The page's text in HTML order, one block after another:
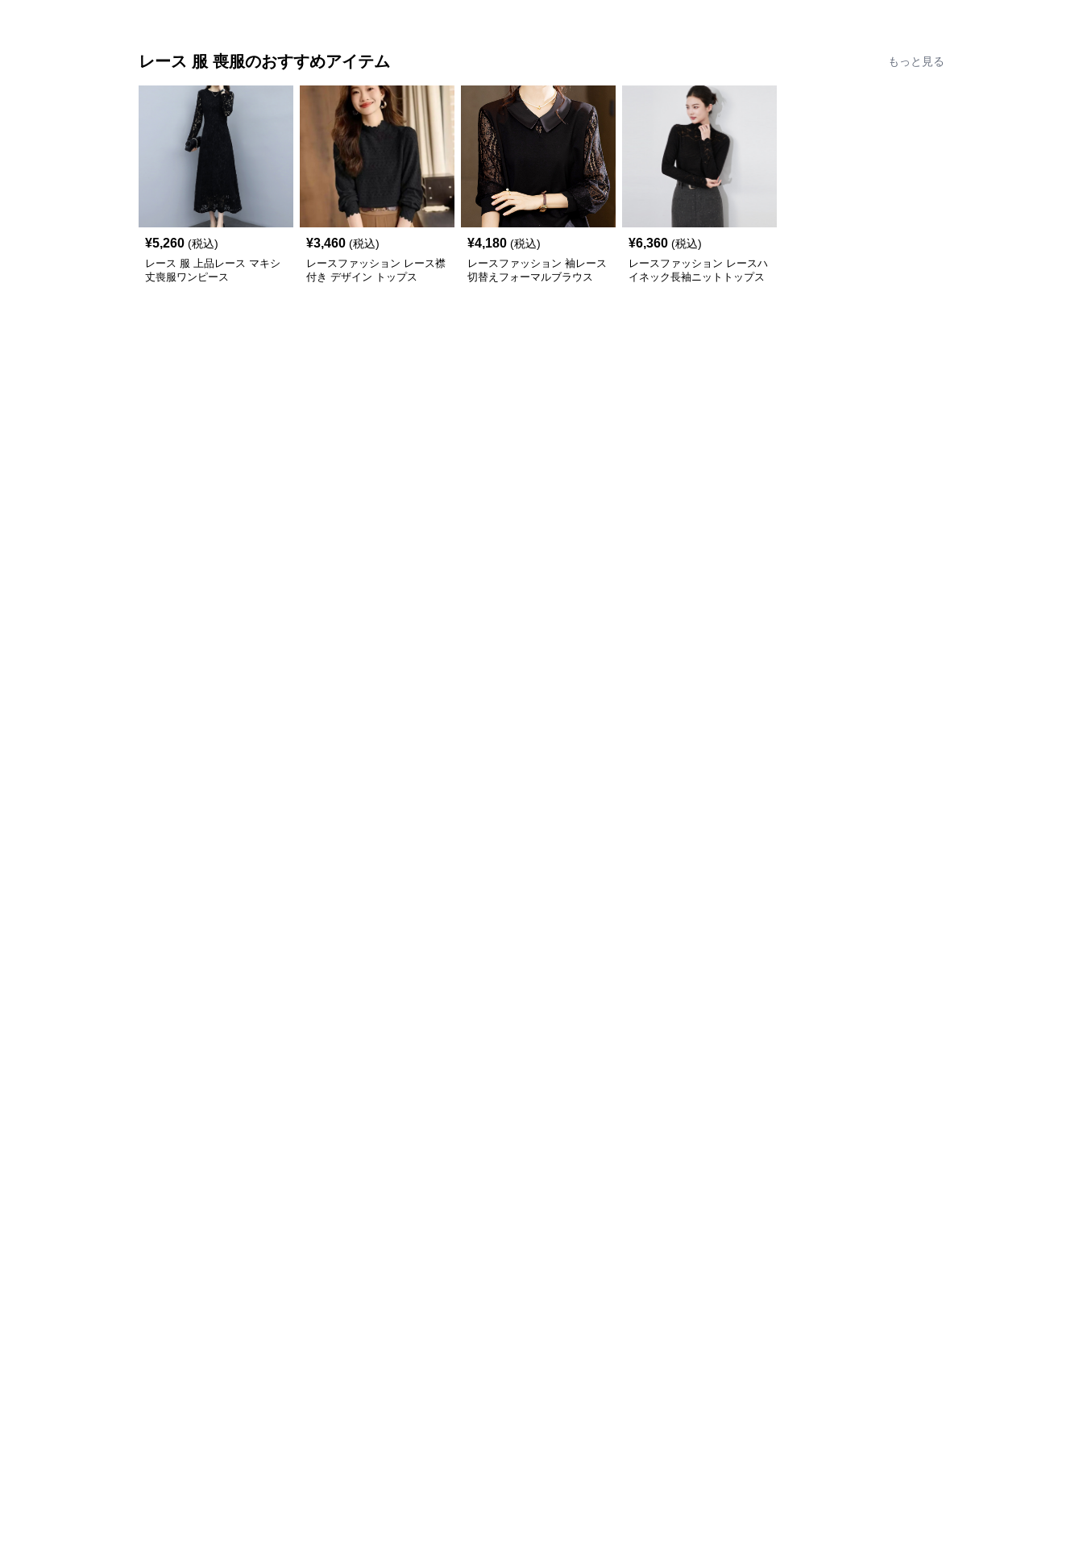
レース 服 喪服のおすすめアイテム もっと見る
¥5,260 (税込)
レース 服 上品レース マキシ
丈喪服ワンピース
¥3,460 (税込)
レースファッション レース襟
付き デザイン トップス
¥4,180 (税込)
レースファッション 袖レース
切替えフォーマルブラウス
¥6,360 (税込)
レースファッション レースハ
イネック長袖ニットトップス